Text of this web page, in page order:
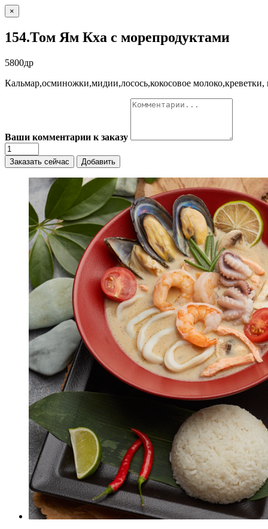
×
154.Том Ям Кха с морепродуктами
5800др
Кальмар,осминожки,мидии,лосось,кокосовое
Ваши комментарии к заказу
Заказать сейчас Добавить